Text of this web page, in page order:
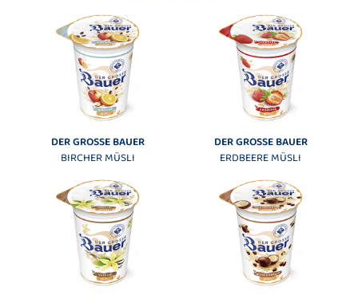
DER GROSSE BAUER
BIRCHER MÜSLI
DER GROSSE BAUER
ERDBEERE MÜSLI